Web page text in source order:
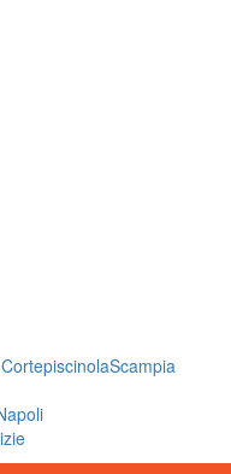
piscinolaScampia